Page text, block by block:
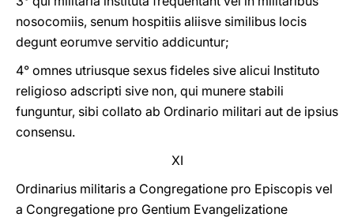
nosocomiis, senum hospitiis aliisve similibus locis
degunt eorumve servitio addicuntur;
4° omnes utriusque sexus fideles sive alicui Instituto
religioso adscripti sive non, qui munere stabili
funguntur, sibi collato ab Ordinario militari aut de ipsius
consensu.
XI
Ordinarius militaris a Congregatione pro Episcopis vel
a Congregatione pro Gentium Evangelizatione